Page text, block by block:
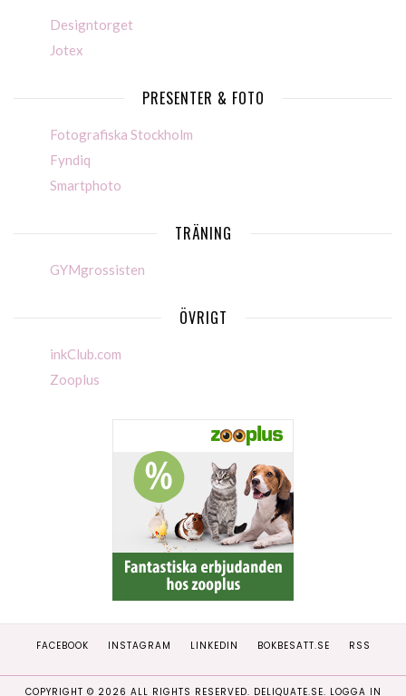
Designtorget
Jotex
PRESENTER & FOTO
Fotografiska Stockholm
Fyndiq
Smartphoto
TRÄNING
GYMgrossisten
ÖVRIGT
inkClub.com
Zooplus
FACEBOOK INSTAGRAM LINKEDIN BOKBESATT.SE RSS
COPYRIGHT © 2026 ALL RIGHTS RESERVED. DELIQUATE.SE. LOGGA IN